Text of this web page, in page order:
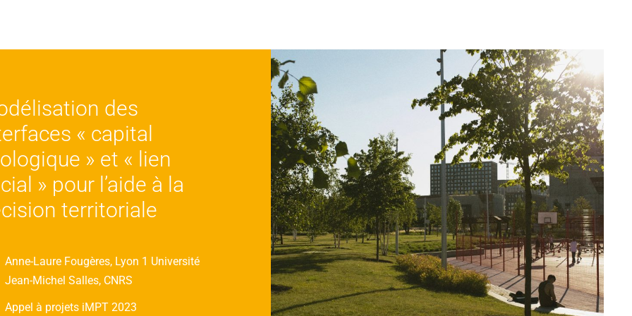
des
« capital
» et « lien
» pour l’aide à la
territoriale
Anne-Laure Fougères, Lyon 1 Université
Jean-Michel Salles, CNRS
Appel à projets iMPT 2023